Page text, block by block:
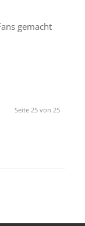
gemacht
Seite 25 von 25